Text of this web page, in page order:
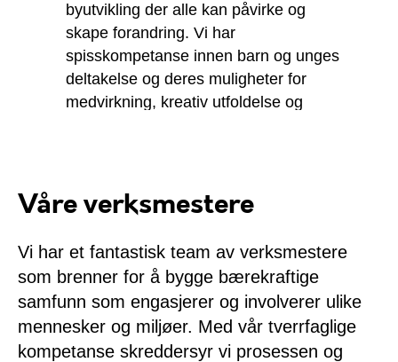
byutvikling der alle kan påvirke og
skape forandring. Vi har
spisskompetanse innen barn og unges
deltakelse og deres muligheter for
medvirkning, kreativ utfoldelse og
Våre verksmestere
Vi har et fantastisk team av verksmestere
som brenner for å bygge bærekraftige
samfunn som engasjerer og involverer ulike
mennesker og miljøer. Med vår tverrfaglige
kompetanse skreddersyr vi prosessen og